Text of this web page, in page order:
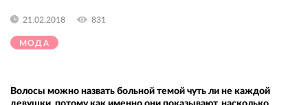
МОДА
21.02.2018 831
Волосы можно назвать больной темой чуть ли не каждой